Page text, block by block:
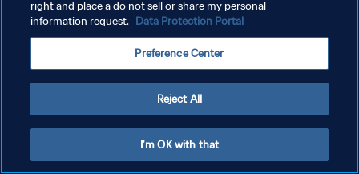
서비스 약관
쿠키 기본 설정 관리
right and place a do not sell or share my personal
information request. Data Protection Portal
Preference Center
Reject All
I'm OK with that